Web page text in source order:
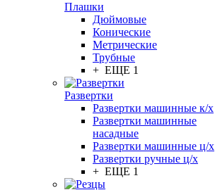
Плашки
Дюймовые
Конические
Метрические
Трубные
+ ЕЩЕ 1
Развертки
Развертки машинные к/х
Развертки машинные
насадные
Развертки машинные ц/х
Развертки ручные ц/х
+ ЕЩЕ 1